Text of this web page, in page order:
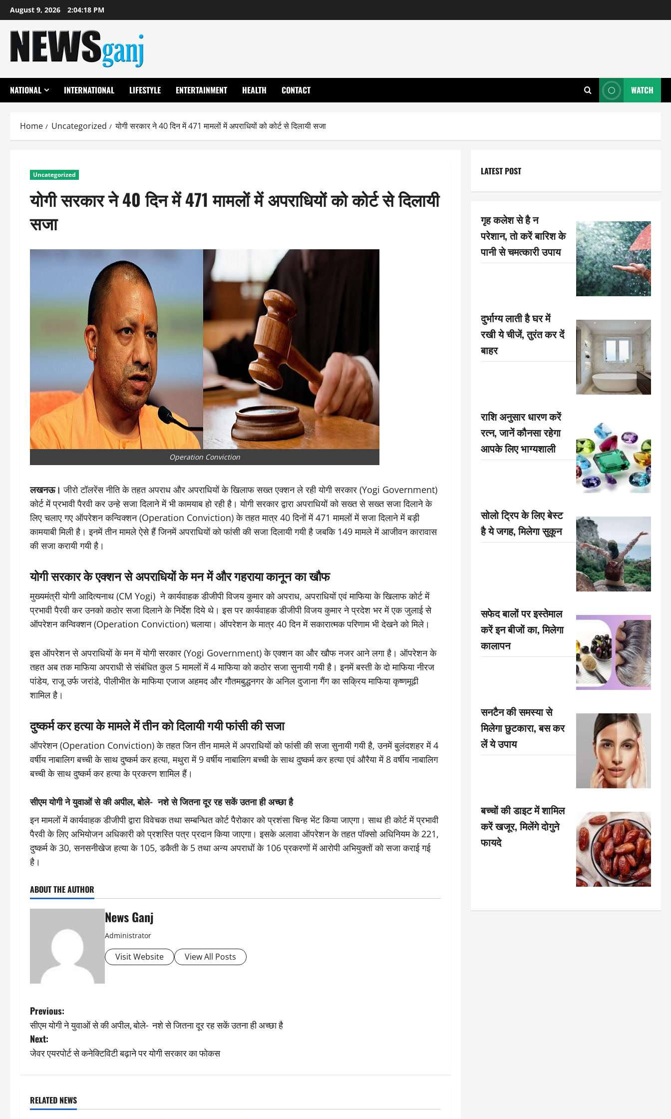
Skip
to
content
August 9, 2026 2:04:19 PM
NATIONAL INTERNATIONAL LIFESTYLE ENTERTAINMENT HEALTH CONTACT WATCH
Home Uncategorized योगी सरकार ने 40 दिन में 471 मामलों में अपराधियों को कोर्ट से दिलायी सजा
Uncategorized
योगी सरकार ने 40 दिन में 471 मामलों में अपराधियों को कोर्ट से दिलायी
सजा
Operation Conviction
लखनऊ। जीरो टॉलरेंस नीति के तहत अपराध और अपराधियों के खिलाफ सख्त एक्शन ले रही योगी सरकार (Yogi Government)
कोर्ट में प्रभावी पैरवी कर उन्हे सजा दिलाने में भी कामयाब हो रही है। योगी सरकार द्वारा अपराधियों को सख्त से सख्त सजा दिलाने के
लिए चलाए गए ऑपरेशन कन्विक्शन (Operation Conviction) के तहत मात्र 40 दिनों में 471 मामलों में सजा दिलाने में बड़ी
कामयाबी मिली है। इनमें तीन मामले ऐसे हैं जिनमें अपराधियों को फांसी की सजा दिलायी गयी है जबकि 149 मामले में आजीवन कारावास
की सजा करायी गयी है।
योगी सरकार के एक्शन से अपराधियों के मन में और गहराया कानून का खौफ
मुख्यमंत्री योगी आदित्यनाथ (CM Yogi) ने कार्यवाहक डीजीपी विजय कुमार को अपराध, अपराधियों एवं माफिया के खिलाफ कोर्ट में
प्रभावी पैरवी कर उनको कठोर सजा दिलाने के निर्देश दिये थे। इस पर कार्यवाहक डीजीपी विजय कुमार ने प्रदेश भर में एक जुलाई से
ऑपरेशन कन्विक्शन (Operation Conviction) चलाया। ऑपरेशन के मात्र 40 दिन में सकारात्मक परिणाम भी देखने को मिले।
इस ऑपरेशन से अपराधियों के मन में योगी सरकार (Yogi Government) के एक्शन का और खौफ नजर आने लगा है। ऑपरेशन के
तहत अब तक माफिया अपराधी से संबंधित कुल 5 मामलों में 4 माफिया को कठोर सजा सुनायी गयी है। इनमें बस्ती के दो माफिया नीरज
पांडेय, राजू उर्फ जरांडे, पीलीभीत के माफिया एजाज अहमद और गौतमबुद्धनगर के अनिल दुजाना गैंग का सक्रिय माफिया कृष्णमूढी
शामिल है।
दुष्कर्म कर हत्या के मामले में तीन को दिलायी गयी फांसी की सजा
ऑपरेशन (Operation Conviction) के तहत जिन तीन मामले में अपराधियों को फांसी की सजा सुनायी गयी है, उनमें बुलंदशहर में 4
वर्षीय नाबालिग बच्ची के साथ दुष्कर्म कर हत्या, मथुरा में 9 वर्षीय नाबालिग बच्ची के साथ दुष्कर्म कर हत्या एवं औरैया में 8 वर्षीय नाबालिग
बच्ची के साथ दुष्कर्म कर हत्या के प्रकरण शामिल हैं।
सीएम योगी ने युवाओं से की अपील, बोले- नशे से जितना दूर रह सकें उतना ही अच्छा है
इन मामलों में कार्यवाहक डीजीपी द्वारा विवेचक तथा सम्बन्धित कोर्ट पैरोकार को प्रशंसा चिन्ह भेंट किया जाएगा। साथ ही कोर्ट में प्रभावी
पैरवी के लिए अभियोजन अधिकारी को प्रशस्ति पत्र प्रदान किया जाएगा। इसके अलावा ऑपरेशन के तहत पॉक्सो अधिनियम के 221,
दुष्कर्म के 30, सनसनीखेज हत्या के 105, डकैती के 5 तथा अन्य अपराधों के 106 प्रकरणों में आरोपी अभियुक्तों को सजा कराई गई
है।
ABOUT THE AUTHOR
News Ganj
Administrator
Visit Website View All Posts
P
o
s
n
Previous:
सीएम योगी ने युवाओं से की अपील, बोले- नशे से जितना दूर रह सकें उतना ही अच्छा है
Next:
जेवर एयरपोर्ट से कनेक्टिविटी बढ़ाने पर योगी सरकार का फोकस
RELATED NEWS
LATEST POST
गृह कलेश से है न
परेशान, तो करें बारिश के
पानी से चमत्कारी उपाय
दुर्भाग्य लाती है घर में
रखी ये चीजें, तुरंत कर दें
बाहर
राशि अनुसार धारण करें
रत्न, जानें कौनसा रहेगा
आपके लिए भाग्यशाली
सोलो ट्रिप के लिए बेस्ट
है ये जगह, मिलेगा सुकून
सफेद बालों पर इस्तेमाल
करें इन बीजों का, मिलेगा
कालापन
सनटैन की समस्या से
मिलेगा छुटकारा, बस कर
लें ये उपाय
बच्चों की डाइट में शामिल
करें खजूर, मिलेंगे दोगुने
फायदे